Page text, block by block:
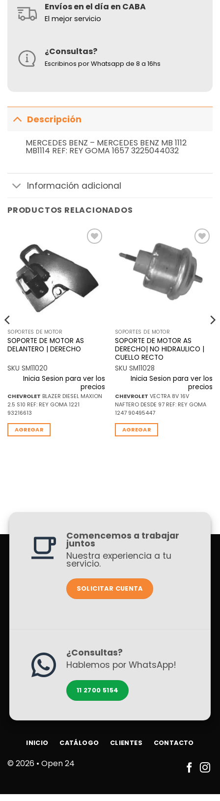
Envíos en el día en CABA
El mejor servicio
¿Consultas?
Escribinos por Whatsapp de 8 a 16hs
Descripción
MERCEDES BENZ – MERCEDES BENZ MB 1112
MB1114 REF: REY GOMA 1657 3225044032
Información adicional
PRODUCTOS RELACIONADOS
lista de
deseos
SOPORTES DE MOTOR
SOPORTE DE MOTOR AS
DELANTERO | DERECHO
SKU SM11020
Inicia Sesion para ver los
precios
CHEVROLET BLAZER DIESEL MAXION
2.5 S10 REF: REY GOMA 1221
93216613
AGREGAR
Añadir
a la
lista de
deseos
SOPORTES DE MOTOR
SOPORTE DE MOTOR AS
DERECHO| NO HIDRAULICO |
CUELLO RECTO
SKU SM11028
Inicia Sesion para ver los
precios
CHEVROLET VECTRA 8V 16V
NAFTERO DESDE 97 REF: REY GOMA
1247 90495447
AGREGAR
Comencemos a trabajar
juntos
Nuestra experiencia a tu
servicio.
SOLICITAR CUENTA
¿Consultas?
Hablemos por WhatsApp!
11 2700 5154
© 2026 • Open 24
INICIO CATÁLOGO CLIENTES CONTACTO